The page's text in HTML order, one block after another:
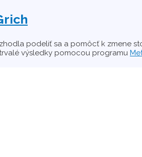
podeliť sa a pomôcť k zmene
výsledky pomocou programu